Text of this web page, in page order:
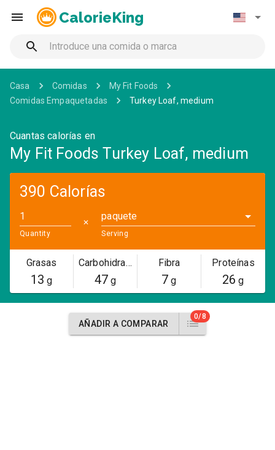
CalorieKing
Casa Comidas
My Fit Foods
Comidas Empaquetadas
Turkey Loaf, medium
Cuantas calorías en
My Fit Foods Turkey Loaf, medium
390 Calorías
Quantity
✕
paquete
Serving
Grasas
13 g
Carbohidratos
47g
Fibra
7 g
Proteínas
26 g
AÑADIR A COMPARAR
0/8